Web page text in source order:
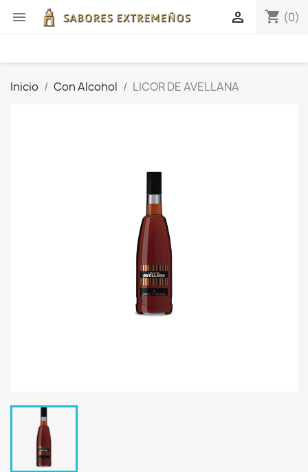
 shopping_cart (0)

Inicio Con Alcohol LICOR DE AVELLANA